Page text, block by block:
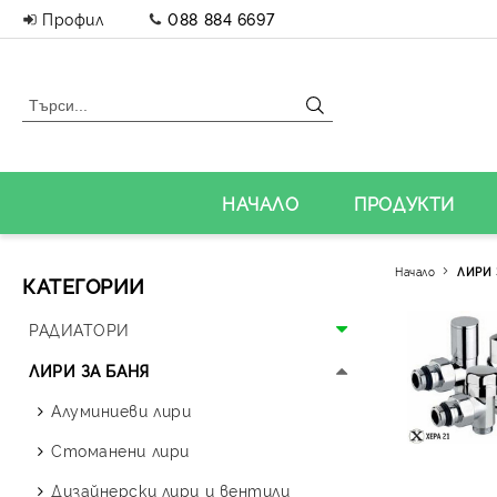
Профил 088 884 6697
НАЧАЛО ПРОДУКТИ
КАТЕГОРИИ
РАДИАТОРИ
Алуминиеви радиатори
Панелни радиатори
Аксесоари за радиатори
Дизайнерски радиатори
ЛИРИ ЗА БАНЯ
Алуминиеви лири
Стоманени лири
Дизайнерски лири и вентили
Начало ЛИРИ